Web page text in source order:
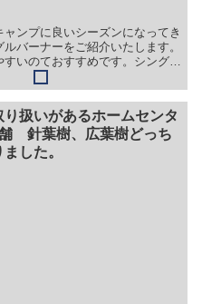
ンプに良いシーズンになってき
バーナーをご紹介いたします。
いのておすすめです。シングル
います。ソトSOTO...
り扱いがあるホームセンタ
針葉樹、広葉樹どっち
した。